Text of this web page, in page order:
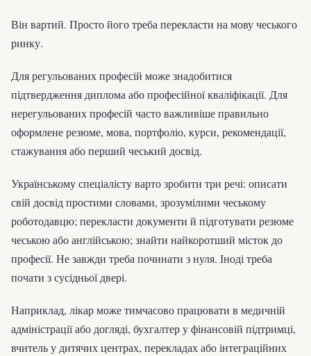
Він вартий. Просто його треба перекласти на мову чеського
ринку.
Для регульованих професій може знадобитися
підтвердження диплома або професійної кваліфікації. Для
нерегульованих професій часто важливіше правильно
оформлене резюме, мова, портфоліо, курси, рекомендації,
стажування або перший чеський досвід.
Українському спеціалісту варто зробити три речі: описати
свій досвід простими словами, зрозумілими чеському
роботодавцю; перекласти документи й підготувати резюме
чеською або англійською; знайти найкоротший місток до
професії. Не завжди треба починати з нуля. Іноді треба
почати з сусідньої двері.
Наприклад, лікар може тимчасово працювати в медичній
адміністрації або догляді, бухгалтер у фінансовій підтримці,
вчитель у дитячих центрах, перекладах або інтеграційних